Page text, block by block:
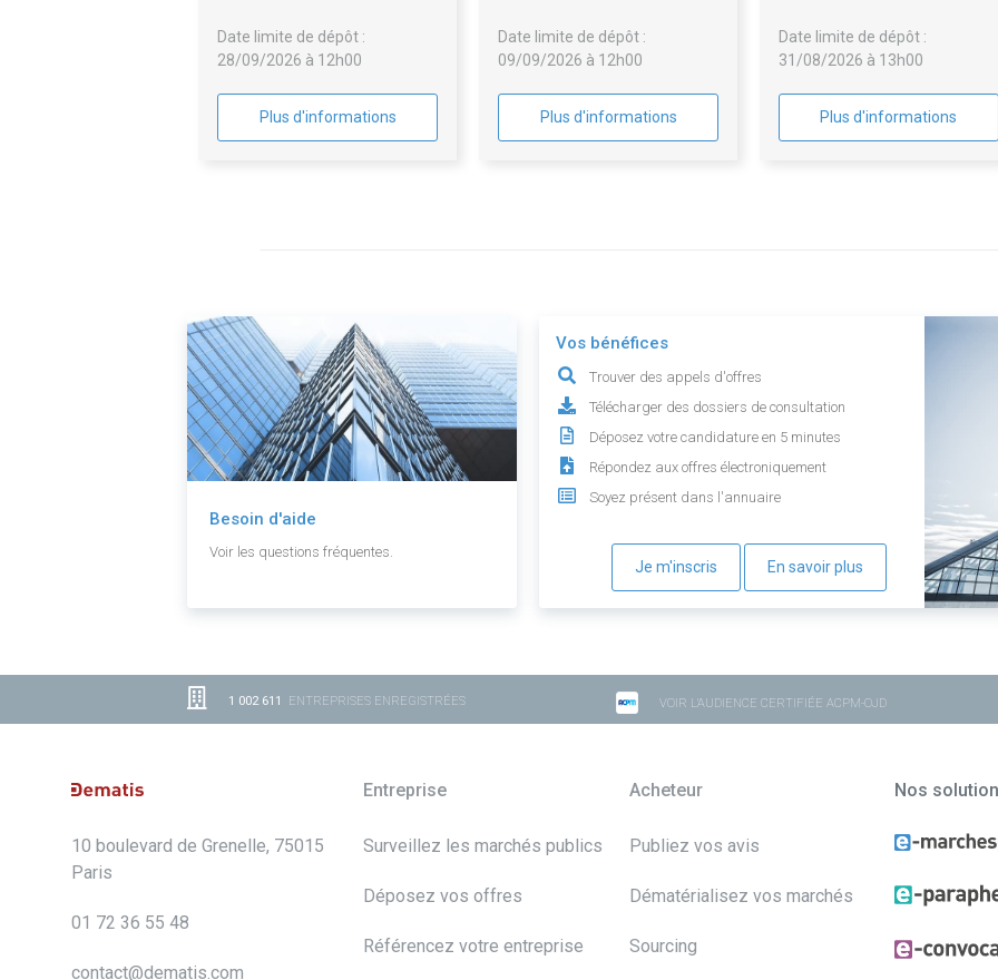
Date limite de dépôt :
28/09/2026 à 12h00
Plus d'informations
Date limite de dépôt :
09/09/2026 à 12h00
Plus d'informations
Date limite de dépôt :
31/08/2026 à 13h00
Plus d'informations
Besoin d'aide
Voir les questions fréquentes.
Vos bénéfices
Trouver des appels d'offres
Télécharger des dossiers de consultation
Déposez votre candidature en 5 minutes
Répondez aux offres électroniquement
Soyez présent dans l'annuaire
Je m'inscris En savoir plus
1 002 611 ENTREPRISES ENREGISTRÉES VOIR L'AUDIENCE CERTIFIÉE ACPM-OJD
10 boulevard de Grenelle, 75015
Paris
01 72 36 55 48
contact@dematis.com
Entreprise
Surveillez les marchés publics
Déposez vos offres
Référencez votre entreprise
Acheteur
Publiez vos avis
Dématérialisez vos marchés
Sourcing
Nos